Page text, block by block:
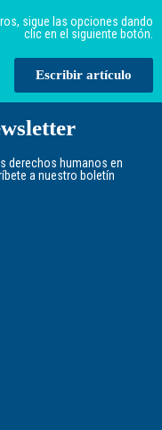
sigue las opciones dando
clic en el siguiente botón.
Escribir artículo
derechos humanos en
a nuestro boletín